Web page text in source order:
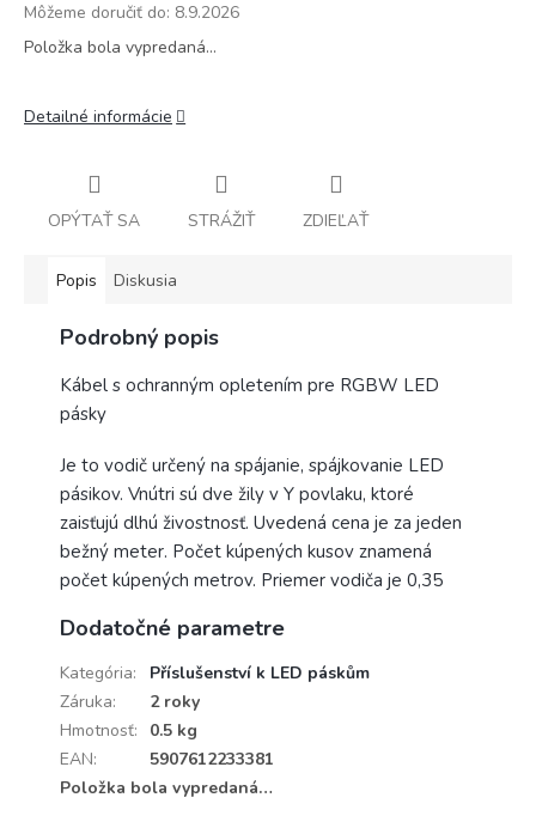
Môžeme doručiť do: 8.9.2026
Položka bola vypredaná…
Detailné informácie
OPÝTAŤ SA STRÁŽIŤ ZDIEĽAŤ
Popis Diskusia
Podrobný popis
Kábel s ochranným opletením pre RGBW LED
pásky
Je to vodič určený na spájanie, spájkovanie LED
pásikov. Vnútri sú dve žily v Y povlaku, ktoré
zaisťujú dlhú živostnosť. Uvedená cena je za jeden
bežný meter. Počet kúpených kusov znamená
počet kúpených metrov. Priemer vodiča je 0,35
Dodatočné parametre
Kategória:
Příslušenství k LED páskům
Záruka:
2 roky
Hmotnosť:
0.5 kg
EAN:
5907612233381
Položka bola vypredaná…